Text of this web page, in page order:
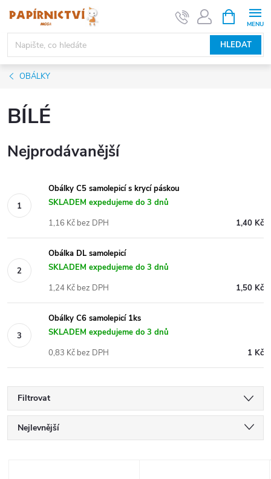
obsah
HLEDAT
NÁKUPNÍ
KOŠÍK
OBÁLKY
BÍLÉ
Nejprodávanější
Obálky C5 samolepicí s krycí páskou
SKLADEM expedujeme do 3 dnů
1,40 Kč
1,16 Kč bez DPH
Obálka DL samolepicí
SKLADEM expedujeme do 3 dnů
1,50 Kč
1,24 Kč bez DPH
Obálky C6 samolepicí 1ks
SKLADEM expedujeme do 3 dnů
1 Kč
0,83 Kč bez DPH
Filtrovat
Ř
Nejlevnější